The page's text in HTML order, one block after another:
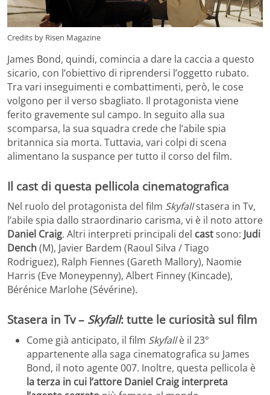
Credits by Risen Magazine
James Bond, quindi, comincia a dare la caccia a questo
sicario, con l’obiettivo di riprendersi l’oggetto rubato.
Tra vari inseguimenti e combattimenti, però, le cose
volgono per il verso sbagliato. Il protagonista viene
ferito gravemente sul campo. In seguito alla sua
scomparsa, la sua squadra crede che l’abile spia
britannica sia morta. Tuttavia, vari colpi di scena
alimentano la suspance per tutto il corso del film.
Il cast di questa pellicola cinematografica
Nel ruolo del protagonista del film Skyfallstasera in Tv,
l’abile spia dallo straordinario carisma, vi è il noto attore
Daniel Craig. Altri interpreti principali del castsono: Judi
Dench(M), Javier Bardem (Raoul Silva / Tiago
Rodriguez), Ralph Fiennes (Gareth Mallory), Naomie
Harris (Eve Moneypenny), Albert Finney (Kincade),
Bérénice Marlohe (Sévérine).
Stasera in Tv – Skyfall: tutte le curiosità sul film
Come già anticipato, il film Skyfallè il 23°
appartenente alla saga cinematografica su James
Bond, il noto agente 007. Inoltre, questa pellicola è
la terza in cui l’attore Daniel Craig interpreta